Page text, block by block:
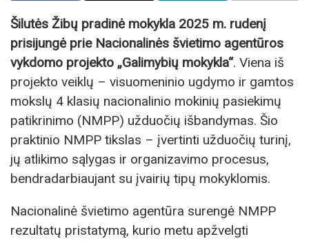
Šilutės Žibų pradinė mokykla 2025 m. rudenį
prisijungė prie Nacionalinės švietimo agentūros
vykdomo projekto „Galimybių mokykla“. Viena iš
projekto veiklų – visuomeninio ugdymo ir gamtos
mokslų 4 klasių nacionalinio mokinių pasiekimų
patikrinimo (NMPP) užduočių išbandymas. Šio
praktinio NMPP tikslas – įvertinti užduočių turinį,
jų atlikimo sąlygas ir organizavimo procesus,
bendradarbiaujant su įvairių tipų mokyklomis.
Nacionalinė švietimo agentūra surengė NMPP
rezultatų pristatymą, kurio metu apžvelgti